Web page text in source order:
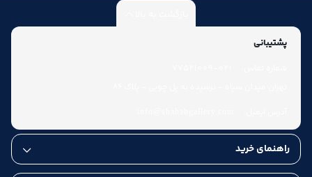
عودت کالا تا هفت روز
پشتیبانی
راهنمای خرید